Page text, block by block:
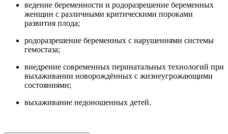
ведение беременности и родоразрешение беременных
женщин с различными критическими пороками
развития плода;
родоразрешение беременных с нарушениями системы
гемостаза;
внедрение современных перинатальных технологий при
выхаживании новорождённых с жизнеугрожающими
состояниями;
выхаживание недоношенных детей.